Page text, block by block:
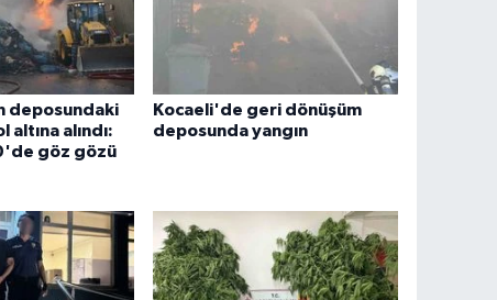
deposundaki
altına alındı:
göz gözü
Kocaeli'de geri dönüşüm
deposunda yangın